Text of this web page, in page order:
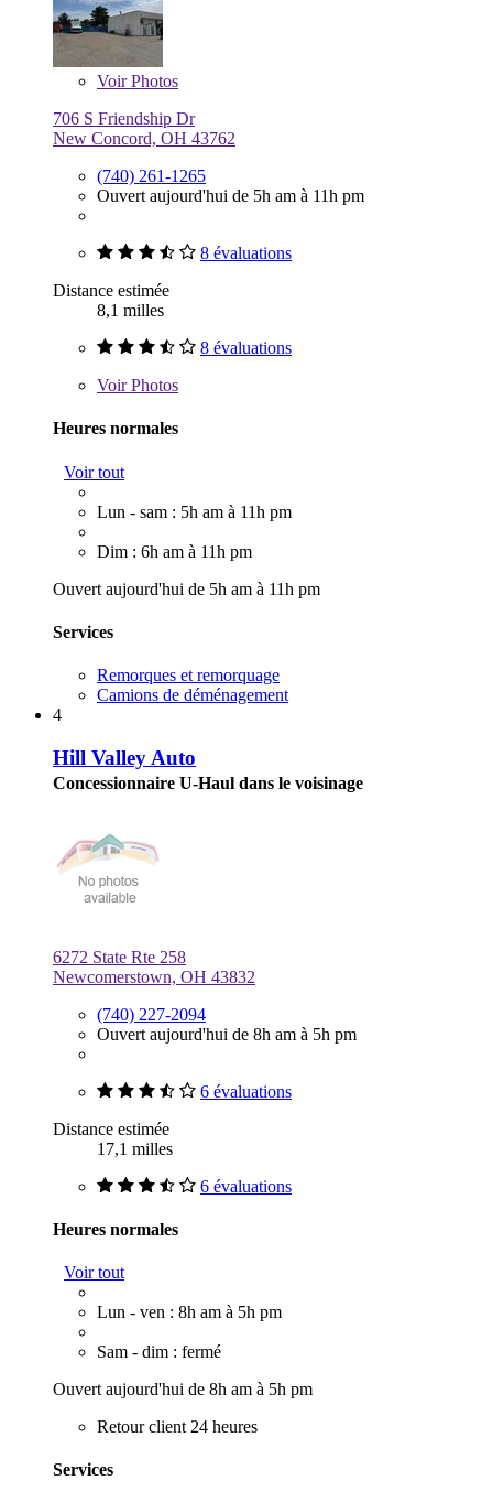
VoirPhotos
706 S Friendship Dr
New Concord, OH 43762
(740) 261-1265
Ouvert aujourd'hui de 5h am à 11h pm
8 évaluations
Distance estimée
8,1 milles
8 évaluations
VoirPhotos
Heures normales
Voir tout
Lun - sam : 5h am à 11h pm
Dim : 6h am à 11h pm
Ouvert aujourd'hui de 5h am à 11h pm
Services
Remorques et remorquage
Camions de déménagement
4
Hill Valley Auto
Concessionnaire U-Haul dans le voisinage
6272 State Rte 258
Newcomerstown, OH 43832
(740) 227-2094
Ouvert aujourd'hui de 8h am à 5h pm
6 évaluations
Distance estimée
17,1 milles
6 évaluations
Heures normales
Voir tout
Lun - ven : 8h am à 5h pm
Sam - dim : fermé
Ouvert aujourd'hui de 8h am à 5h pm
Retour client 24 heures
Services